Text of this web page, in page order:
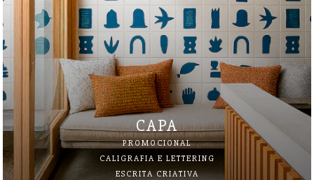
CAPA
PROMOCIONAL
CALIGRAFIA E LETTERING
ESCRITA CRIATIVA